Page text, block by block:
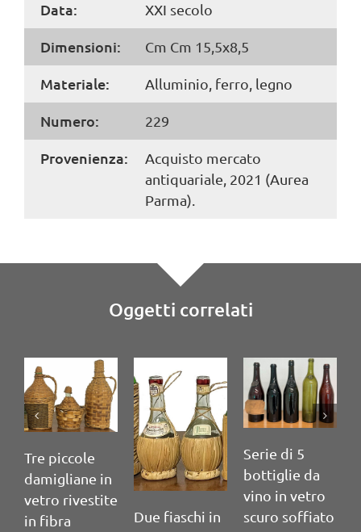
Data: XXI secolo
Dimensioni: Cm Cm 15,5x8,5
Materiale: Alluminio, ferro, legno
Numero: 229
Provenienza:
Acquisto mercato
antiquariale, 2021 (Aurea
Parma).
Oggetti correlati
Tre piccole
damigliane in
vetro rivestite
in fibra
Due fiaschi in
Serie di 5
bottiglie da
vino in vetro
scuro soffiato